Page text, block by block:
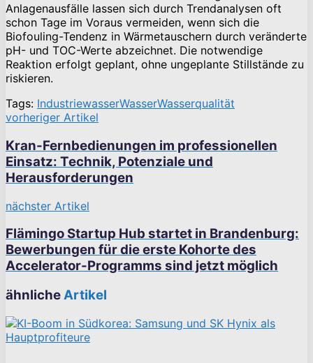
Anlagenausfälle lassen sich durch Trendanalysen oft
schon Tage im Voraus vermeiden, wenn sich die
Biofouling-Tendenz in Wärmetauschern durch veränderte
pH- und TOC-Werte abzeichnet. Die notwendige
Reaktion erfolgt geplant, ohne ungeplante Stillstände zu
riskieren.
Tags: IndustriewasserWasserWasserqualität
vorheriger Artikel
Kran-Fernbedienungen im professionellen
Einsatz: Technik, Potenziale und
Herausforderungen
nächster Artikel
Flämingo Startup Hub startet in Brandenburg:
Bewerbungen für die erste Kohorte des
Accelerator-Programms sind jetzt möglich
ähnlicheArtikel